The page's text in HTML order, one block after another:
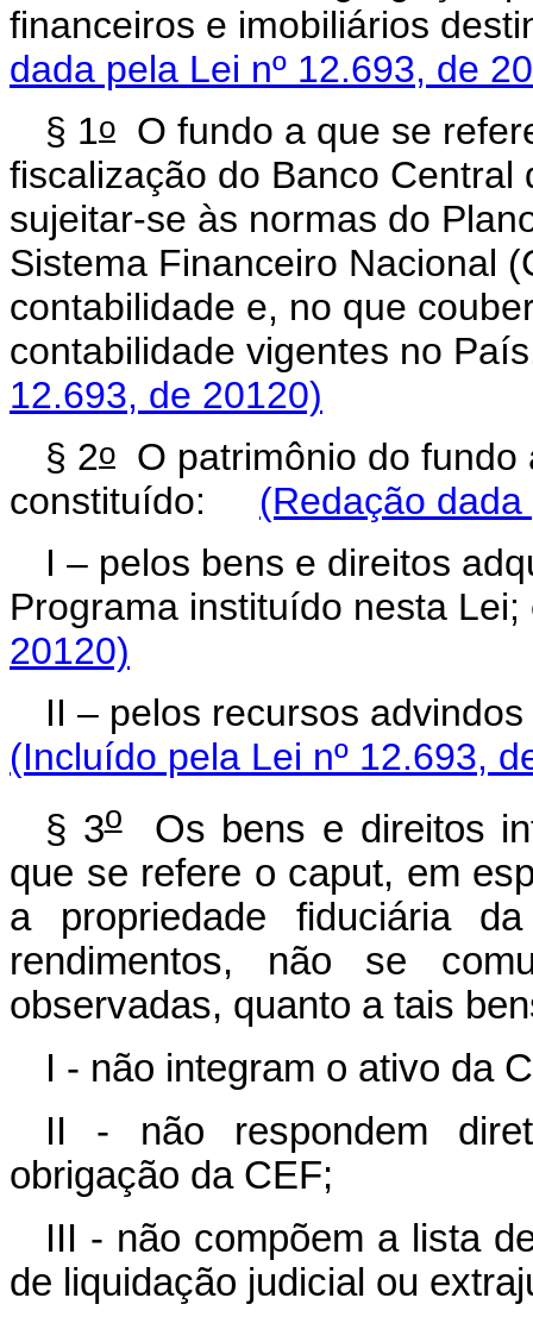
financeiros e imobiliários
dada pela Lei nº 12.693, de
§ 1o O fundo a que se
fiscalização do Banco
sujeitar-se às normas do
Sistema Financeiro Nacional
contabilidade e, no que
contabilidade vigentes no
12.693, de 20120)
§ 2o O patrimônio do
constituído: (Redação
I – pelos bens e direitos
Programa instituído nesta
20120)
II – pelos recursos
(Incluído pela Lei nº 12.693,
§ 3oOs bens e direitos
que se refere o caput, em
a propriedade fiduciária
rendimentos, não se
observadas, quanto a tais
I - não integram o ativo da
II - não respondem
obrigação da CEF;
III - não compõem a lista
de liquidação judicial ou